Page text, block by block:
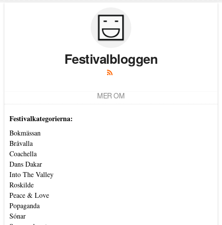
Festivalbloggen
MER OM
Festivalkategorierna:
Bokmässan
Bråvalla
Coachella
Dans Dakar
Into The Valley
Roskilde
Peace & Love
Popaganda
Sónar